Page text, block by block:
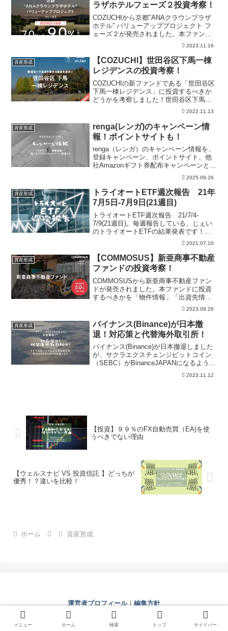
ラザホテルフェーズ２投資考察！
COZUCHIから京都"ANAクラウンプラザ
ホテル” バリューアッププロジェクト フ
ェーズ２が発売されました。本ファンド
に投資するべきかを「訴訟」「利回り」
「リスク」「事業内容」の視点で解説し
ています。
2023.11.16
資産形成
【COZUCHI】世田谷区下馬一棟
レジデンスの投資考察！
COZUCHIの新ファンドである「世田谷区
下馬一棟レジデンス」に投資するべきか
どうかを考察しました！世田谷区下馬一
棟レジデンスの立地、リノベーションポ
し、投資するべきかどうかを解説してい
ます。
2022.11.13
資産形成
renga(レンガ)のキャンペーン情
報！ポイントサイトも！
renga（レンガ）のキャンペーン情報を、
登録キャンペーン、ポイントサイト、他
社Amazonギフト券配布キャンペーンとの
比較、デジタル証券投資の元本保証では
ないリスクから整理。登録前に最新条
件、適用条件、本文の注意点を確認でき
ます。
2025.09.26
資産形成
トライオートETF週次報告 21年
7月5日-7月9日(21週目)
トライオートETF週次報告 21/7/4-
7/9(21週目)。毎週報告している、じぇい
のトライオートETFの結果発表です！１
週間でどれだけの利益がでたのかと、一
言相場感でお送りしています。
2021.07.10
資産形成
【COMMOSUS】新亜商事不動産
ファンドの投資考察！
COMMOSUSから新亜商事不動産ファン
ドが発売されました。本ファンドに投資
するべきかを「物件情報」「出資先情
報」の視点で解説しています。また
おり、本案件の投資の有無の参考にして
いただければ幸いです。
2023.09.26
資産形成
バイナンス(Binance)が日本撤
退！対応策と代替海外取引所！
バイナンス(Binance)が日本撤退しました
が、サクラエクスチェンジビットコイン
（SEBC）がBinanceJAPANになるようで
す。ただし取扱銘柄は制限を受けるた
め、代替海外取引所としてBitgetを提案し
2023.11.12
【投資】９９％のFX自動売買（EA)を使
うべきでない理由
【ウェルスナビ VS 投資信託 】どっちが
優秀！？違いを比較！
ホーム 資産形成
運営者プロフィール｜編集方針
© 2021 じぇいの人生相談室.
メニュー ホーム 検索 トップ サイドバー